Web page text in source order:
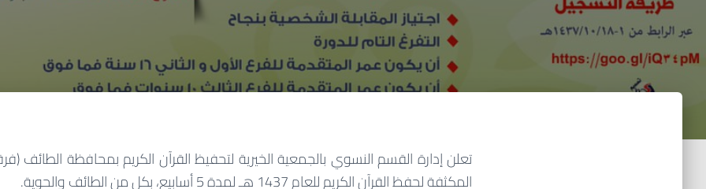
تعلن إدارة القسم النسوي بالجمعية الخيرية لتحفيظ القرآن الكريم بمحافظة الطائف
المكثفة لحفظ القرآن الكريم للعام 1437 هـ لمدة 5 أسابيع، بكل من الطائف والحوية.